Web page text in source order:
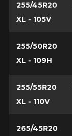
255/45R20
XL - 105V
255/50R20
XL - 109H
255/55R20
XL - 110V
265/45R20